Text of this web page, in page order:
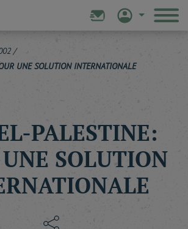
/
UNE SOLUTION INTERNATIONALE
PALESTINE:
SOLUTION